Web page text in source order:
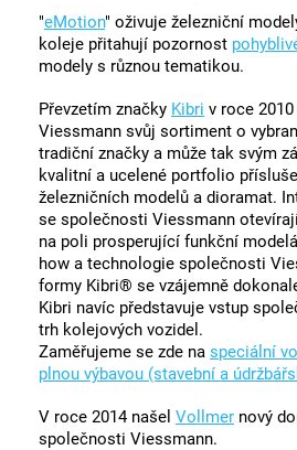
"eMotion" oživuje železniční
koleje přitahují pozornost
modely s různou tematikou.
Převzetím značky Kibri v roce
Viessmann svůj sortiment o
tradiční značky a může tak svým
kvalitní a ucelené portfolio
železničních modelů a dioramat.
se společnosti Viessmann
na poli prosperující funkční
how a technologie společnosti
formy Kibri® se vzájemně
Kibri navíc představuje vstup
trh kolejových vozidel.
Zaměřujeme se zde na speciální
plnou výbavou (stavební a
V roce 2014 našel Vollmer nový
společnosti Viessmann.